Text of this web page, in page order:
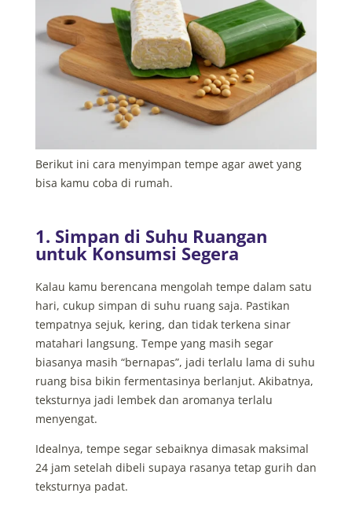
Berikut ini cara menyimpan tempe agar awet yang
bisa kamu coba di rumah.
1. Simpan di Suhu Ruangan
untuk Konsumsi Segera
Kalau kamu berencana mengolah tempe dalam satu
hari, cukup simpan di suhu ruang saja. Pastikan
tempatnya sejuk, kering, dan tidak terkena sinar
matahari langsung. Tempe yang masih segar
biasanya masih “bernapas”, jadi terlalu lama di suhu
ruang bisa bikin fermentasinya berlanjut. Akibatnya,
teksturnya jadi lembek dan aromanya terlalu
menyengat.
Idealnya, tempe segar sebaiknya dimasak maksimal
24 jam setelah dibeli supaya rasanya tetap gurih dan
teksturnya padat.